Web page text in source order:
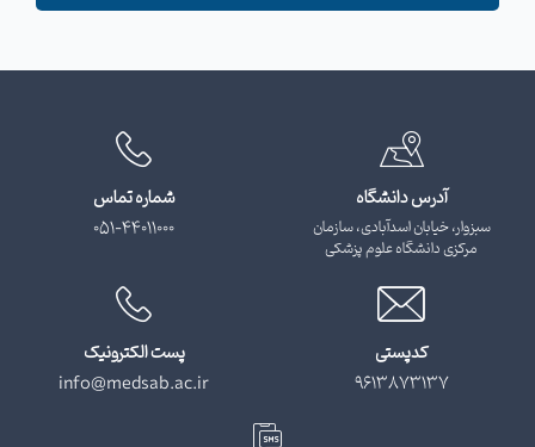
آدرس دانشگاه
سبزوار، خیابان اسدآبادی، سازمان
مرکزی دانشگاه علوم پزشکی
شماره تماس
051-44011000
کدپستی
9613873137
پست الکترونیک
info@medsab.ac.ir